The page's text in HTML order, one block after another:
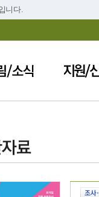
니다.